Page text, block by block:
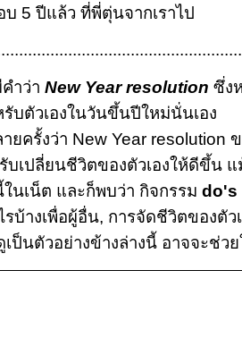
5 ปีแล้ว ที่พี่ตุ่นจากเราไป
ำว่า New Year resolution ซึ่ง
บตัวเองในวันขึ้นปีใหม่นั่นเอง
รั้งว่า New Year resolution ข
บเปลี่ยนชีวิตของตัวเองให้ดีขึ้น
เน็ต และก็พบว่า กิจกรรม do's
รบ้างเพื่อผู้อื่น, การจัดชีวิตของตั
ตัวอย่างข้างล่างนี้ อาจจะช่วย